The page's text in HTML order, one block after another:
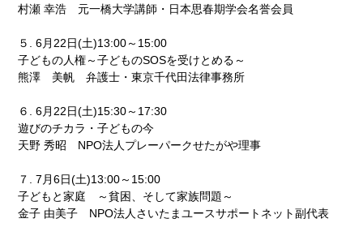
村瀬 幸浩 元一橋大学講師・日本思春期学会名誉会員
５. 6月22日(土)13:00～15:00
子どもの人権～子どものSOSを受けとめる～
熊澤 美帆 弁護士・東京千代田法律事務所
６. 6月22日(土)15:30～17:30
遊びのチカラ・子どもの今
天野 秀昭 NPO法人プレーパークせたがや理事
７. 7月6日(土)13:00～15:00
子どもと家庭 ～貧困、そして家族問題～
金子 由美子 NPO法人さいたまユースサポートネット副代表